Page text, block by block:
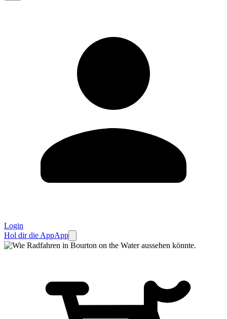
Login
Hol dir die AppApp